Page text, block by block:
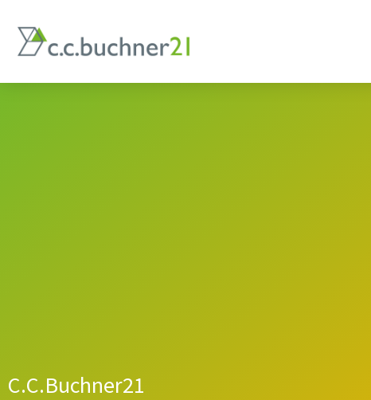
C.C.Buchner21